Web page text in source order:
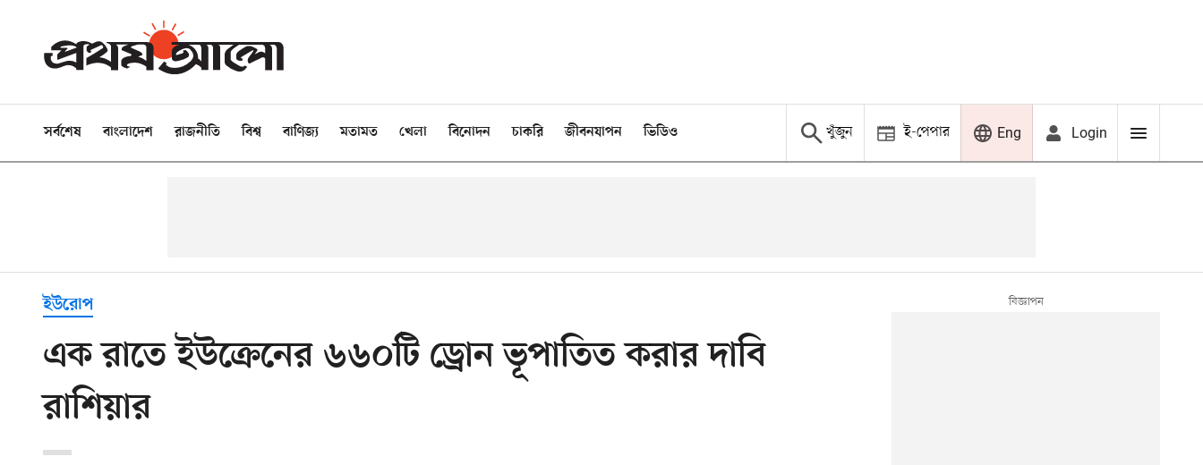
সর্বশেষ বাংলাদেশ রাজনীতি বিশ্ব বাণিজ্য মতামত খেলা বিনোদন চাকরি জীবনযাপন ভিডিও খুঁজুন ই-পেপার Eng Login
ইউরোপ
এক রাতে ইউক্রেনের ৬৬০টি ড্রোন ভূপাতিত করার দাবি
রাশিয়ার